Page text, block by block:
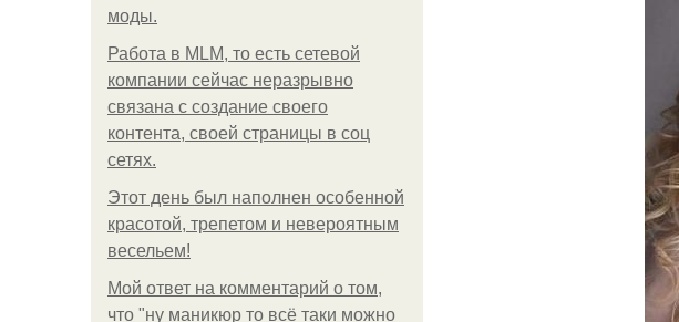
моды.
Работа в MLM, то есть сетевой
компании сейчас неразрывно
связана с создание своего
контента, своей страницы в соц
сетях.
Этот день был наполнен особенной
красотой, трепетом и невероятным
весельем!
Мой ответ на комментарий о том,
что "ну маникюр то всё таки можно